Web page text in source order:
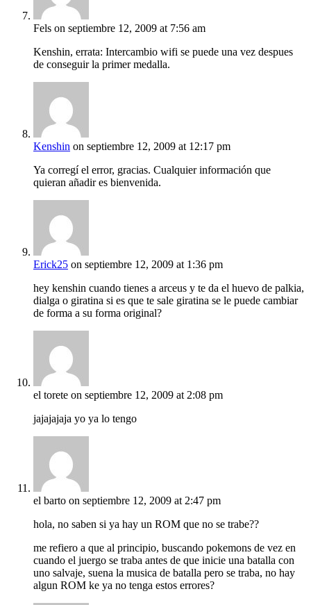
Fels on septiembre 12, 2009 at 7:56 am
Kenshin, errata: Intercambio wifi se puede una vez despues
de conseguir la primer medalla.
Kenshin on septiembre 12, 2009 at 12:17 pm
Ya corregí el error, gracias. Cualquier información que
quieran añadir es bienvenida.
Erick25 on septiembre 12, 2009 at 1:36 pm
hey kenshin cuando tienes a arceus y te da el huevo de palkia,
dialga o giratina si es que te sale giratina se le puede cambiar
de forma a su forma original?
el torete on septiembre 12, 2009 at 2:08 pm
jajajajaja yo ya lo tengo
el barto on septiembre 12, 2009 at 2:47 pm
hola, no saben si ya hay un ROM que no se trabe??
me refiero a que al principio, buscando pokemons de vez en
cuando el juergo se traba antes de que inicie una batalla con
uno salvaje, suena la musica de batalla pero se traba, no hay
algun ROM ke ya no tenga estos errores?